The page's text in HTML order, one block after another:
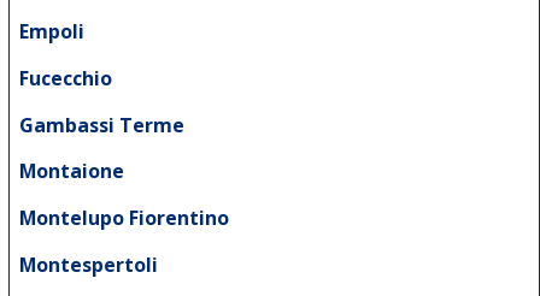
Empoli
Fucecchio
Gambassi Terme
Montaione
Montelupo Fiorentino
Montespertoli